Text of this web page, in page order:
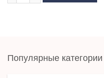
Популярные категории